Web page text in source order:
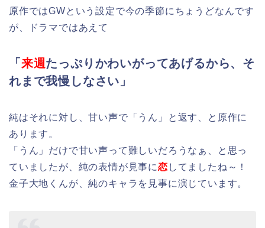
原作ではGWという設定で今の季節にちょうどなんです
が、ドラマではあえて
「 来週たっぷりかわいがってあげるから、そ
れまで我慢しなさい」
純はそれに対し、甘い声で「うん」と返す、と原作に
あります。
「うん」だけで甘い声って難しいだろうなぁ、と思っ
ていましたが、純の表情が見事に恋 してましたね～！
金子大地くんが、純のキャラを見事に演じています。